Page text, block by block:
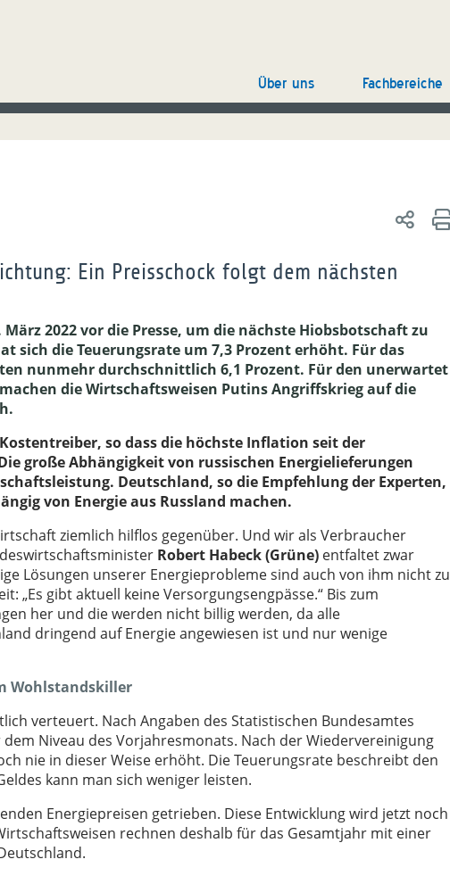
Über uns Fachbereiche
Ein Preisschock folgt dem nächsten
2022 vor die Presse, um die nächste Hiobsbotschaft zu
sich die Teuerungsrate um 7,3 Prozent erhöht. Für das
nunmehr durchschnittlich 6,1 Prozent. Für den unerwartet
die Wirtschaftsweisen Putins Angriffskrieg auf die
so dass die höchste Inflation seit der
große Abhängigkeit von russischen Energielieferungen
Deutschland, so die Empfehlung der Experten,
von Energie aus Russland machen.
ziemlich hilflos gegenüber. Und wir als Verbraucher
Robert Habeck (Grüne) entfaltet zwar
Lösungen unserer Energieprobleme sind auch von ihm nicht zu
„Es gibt aktuell keine Versorgungsengpässe.“ Bis zum
her und die werden nicht billig werden, da alle
dringend auf Energie angewiesen ist und nur wenige
Wohlstandskiller
verteuert. Nach Angaben des Statistischen Bundesamtes
Niveau des Vorjahresmonats. Nach der Wiedervereinigung
nie in dieser Weise erhöht. Die Teuerungsrate beschreibt den
kann man sich weniger leisten.
Energiepreisen getrieben. Diese Entwicklung wird jetzt noch
rechnen deshalb für das Gesamtjahr mit einer